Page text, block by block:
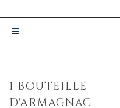
1 BOUTEILLE
D'ARMAGNAC